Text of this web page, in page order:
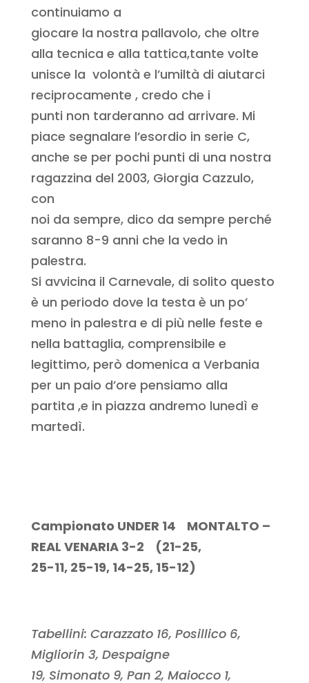
continuiamo a
giocare la nostra pallavolo, che oltre
alla tecnica e alla tattica,tante volte
unisce la volontà e l’umiltà di aiutarci
reciprocamente , credo che i
punti non tarderanno ad arrivare. Mi
piace segnalare l’esordio in serie C,
anche se per pochi punti di una nostra
ragazzina del 2003, Giorgia Cazzulo,
con
noi da sempre, dico da sempre perché
saranno 8-9 anni che la vedo in
palestra.
Si avvicina il Carnevale, di solito questo
è un periodo dove la testa è un po’
meno in palestra e di più nelle feste e
nella battaglia, comprensibile e
legittimo, però domenica a Verbania
per un paio d’ore pensiamo alla
partita ,e in piazza andremo lunedì e
martedì.
Campionato UNDER 14 MONTALTO –
REAL VENARIA 3-2 (21-25,
25-11, 25-19, 14-25, 15-12)
Tabellini: Carazzato 16, Posillico 6,
Migliorin 3, Despaigne
19, Simonato 9, Pan 2, Maiocco 1,